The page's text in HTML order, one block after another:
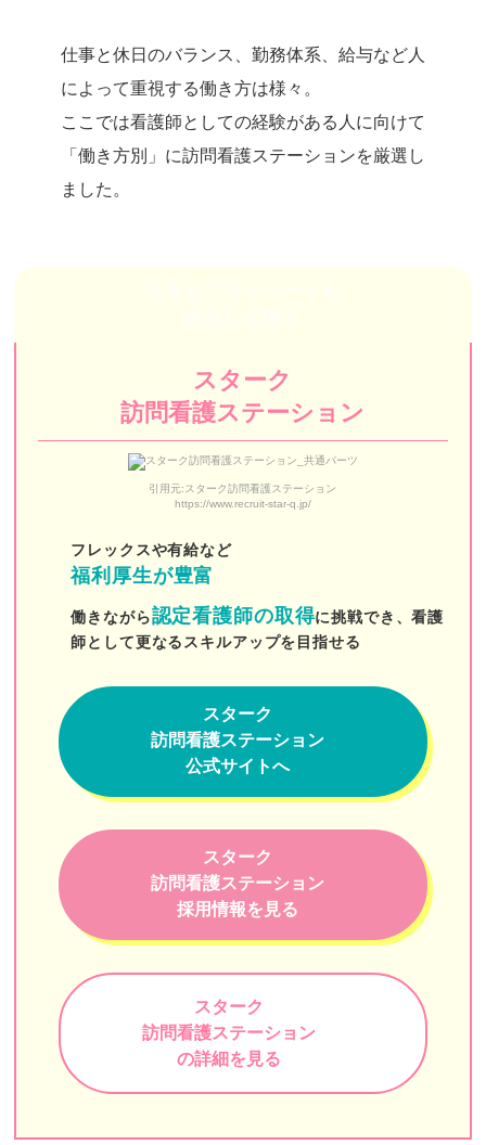
タイムレス訪問看護ステーション
白十字訪問看護ステーション
佐々訪問看護ステーション
MIRAI訪問看護ステーション東京
新宿ヒロクリニック訪問看護ステーション
つむぐ訪問看護ステーション
三鷹ロイヤルの丘
ガイア訪問看護ステーション
訪問看護ステーション デライト
よぞら訪問看護ステーション
いきいきSUN訪問看護リハビリステーション
訪問看護ステーション都葦
グッド訪問看護ステーション
SAKURA訪問看護リハビリステーション昭島
医師会立中央区訪問看護ステーション
仕事と休日のバランス、勤務体系、給与など人
によって重視する働き方は様々。
ここでは看護師としての経験がある人に向けて
「働き方別」に訪問看護ステーションを厳選 し
ました。
スターク
訪問看護ステーション
引用元:スターク訪問看護ステーション
https://www.recruit-star-q.jp/
フレックスや有給など
福利厚生が豊富
働きながら認定看護師の取得に挑戦でき、看護
師として更なるスキルアップを目指せる
スターク
訪問看護ステーション
公式サイトへ
スターク
訪問看護ステーション
採用情報を見る
スターク
訪問看護ステーション
の詳細を見る